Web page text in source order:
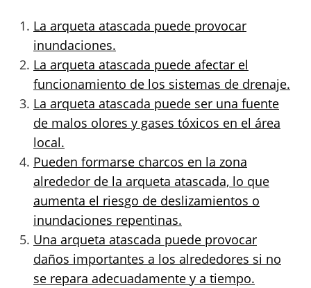
La arqueta atascada puede provocar
inundaciones.
La arqueta atascada puede afectar el
funcionamiento de los sistemas de drenaje.
La arqueta atascada puede ser una fuente
de malos olores y gases tóxicos en el área
local.
Pueden formarse charcos en la zona
alrededor de la arqueta atascada, lo que
aumenta el riesgo de deslizamientos o
inundaciones repentinas.
Una arqueta atascada puede provocar
daños importantes a los alrededores si no
se repara adecuadamente y a tiempo.